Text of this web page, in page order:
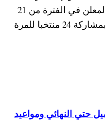
وذلك حسب جدول البطولة المعلن في الفترة من 21
يونيو حتى 19 يوليو المقبلين بمشاركة 24 منتخبا للمرة
حتي النهائي ومواعيد